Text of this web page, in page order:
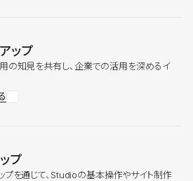
ップ
の知見を共有し、企業での活用を深めるイ
プ
プを通じて、Studioの基本操作やサイト制作